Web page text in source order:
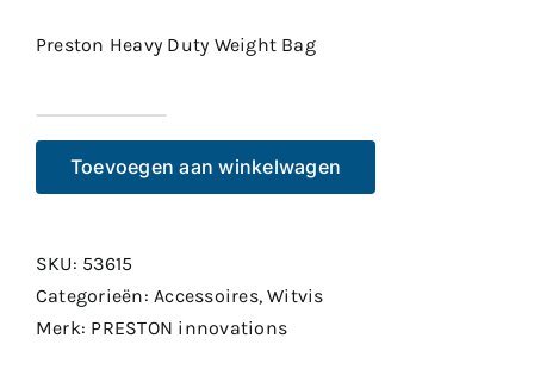
Preston Heavy Duty Weight Bag
Heavy
Duty
Bag
aantal
Toevoegen aan winkelwagen
SKU: 53615
Categorieën:Accessoires,Witvis
Merk: PRESTON innovations